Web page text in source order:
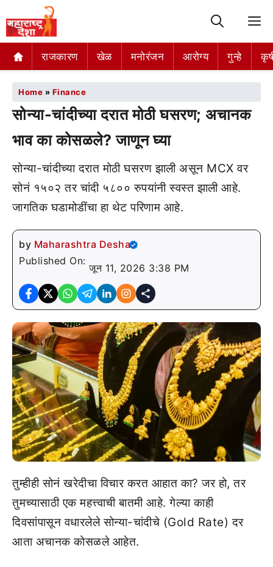
राजकारण खेळ मनोरंजन आरोग्य गुन्हे
Home » Finance
सोन्या-चांदीच्या दरात मोठी घसरण; अचानक
भाव का कोसळले? जाणून घ्या
सोन्या-चांदीच्या दरात मोठी घसरण झाली असून MCX वर
सोनं १५०२ तर चांदी ५८०० रुपयांनी स्वस्त झाली आहे.
जागतिक घडामोडींचा हा थेट परिणाम आहे.
by Maharashtra Desha
Published On:
जून 11, 2026 3:38 PM
तुम्हीही सोनं खरेदीचा विचार करत आहात का? जर हो, तर
तुमच्यासाठी एक महत्त्वाची बातमी आहे. गेल्या काही
दिवसांपासून वधारलेले सोन्या-चांदीचे (Gold Rate) दर
आता अचानक कोसळले आहेत.